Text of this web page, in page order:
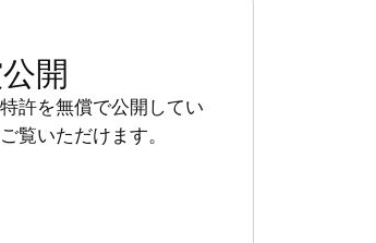
開
許を無償で公開してい
覧いただけます。